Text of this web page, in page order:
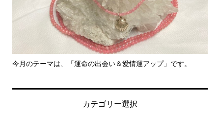
今月のテーマは、「運命の出会い＆愛情運アップ」です。
カテゴリー選択